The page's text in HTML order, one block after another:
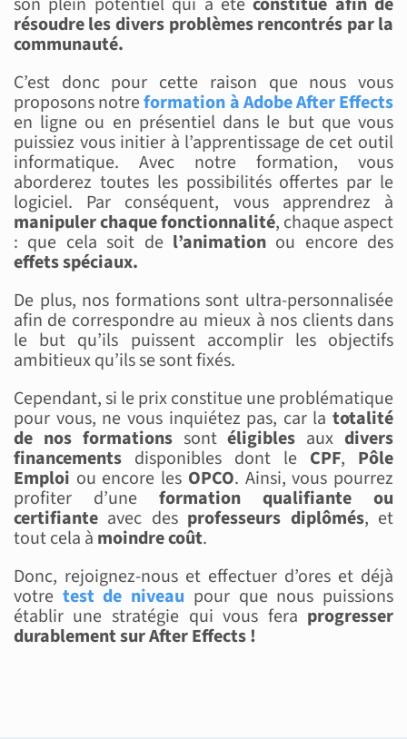
résoudre les divers problèmes rencontrés par la
communauté.
C’est donc pour cette raison que nous vous
proposons notreformation à Adobe After Effects
en ligne ou en présentiel dans le but que vous
puissiez vous initier à l’apprentissage de cet outil
informatique. Avec notre formation, vous
aborderez toutes les possibilités offertes par le
logiciel. Par conséquent, vous apprendrez à
manipuler chaque fonctionnalité, chaque aspect
: que cela soit de l’animation ou encore des
effets spéciaux.
De plus, nos formations sont ultra-personnalisée
afin de correspondre au mieux à nos clients dans
le but qu’ils puissent accomplir les objectifs
ambitieux qu’ils se sont fixés.
Cependant, si le prix constitue une problématique
pour vous, ne vous inquiétez pas, car latotalité
de nos formationssontéligibles auxdivers
financements disponibles dont le CPF, Pôle
Emploi ou encore les OPCO. Ainsi, vous pourrez
profiter d’une formation qualifiante ou
certifianteavec des professeurs diplômés, et
tout cela à moindre coût.
Donc, rejoignez-nous et effectuer d’ores et déjà
votre test de niveau pour que nous puissions
établir une stratégie qui vous fera progresser
durablement sur After Effects !